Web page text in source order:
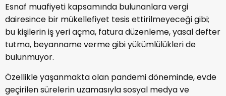
Esnaf muafiyeti kapsamında bulunanlara vergi
dairesince bir mükellefiyet tesis ettirilmeyeceği gibi;
bu kişilerin iş yeri açma, fatura düzenleme, yasal defter
tutma, beyanname verme gibi yükümlülükleri de
bulunmuyor.
Özellikle yaşanmakta olan pandemi döneminde, evde
geçirilen sürelerin uzamasıyla sosyal medya ve